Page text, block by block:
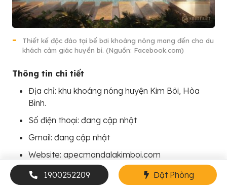
Thiết kế độc đáo tại bể bơi khoáng nóng mang đến cho du
khách cảm giác huyền bí. (Nguồn: Facebook.com)
Thông tin chi tiết
Địa chỉ: khu khoáng nóng huyện Kim Bôi, Hòa
Bình.
Số điện thoại: đang cập nhật
Gmail: đang cập nhật
Website: apecmandalakimboi.com
Giá tham khảo: đang cập nhật
1900252209 Đặt Phòng